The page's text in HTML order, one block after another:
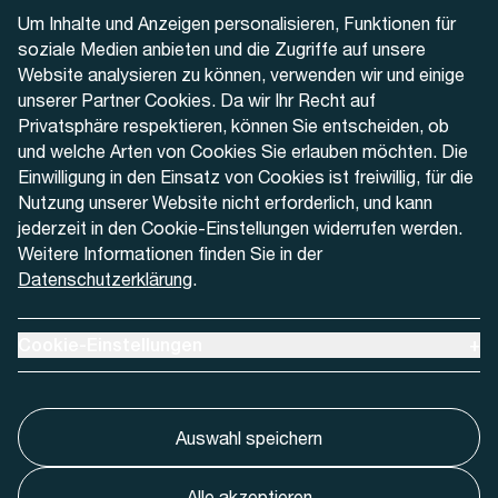
Um Inhalte und Anzeigen personalisieren, Funktionen für
soziale Medien anbieten und die Zugriffe auf unsere
Website analysieren zu können, verwenden wir und einige
unserer Partner Cookies. Da wir Ihr Recht auf
Privatsphäre respektieren, können Sie entscheiden, ob
und welche Arten von Cookies Sie erlauben möchten. Die
Einwilligung in den Einsatz von Cookies ist freiwillig, für die
Nutzung unserer Website nicht erforderlich, und kann
jederzeit in den Cookie-Einstellungen widerrufen werden.
Weitere Informationen finden Sie in der
Datenschutzerklärung.
Auswahl speichern
+41 32 622 37 22
Kontaktformular
Aktuell
Medien